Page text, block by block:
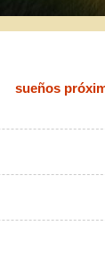
sueños